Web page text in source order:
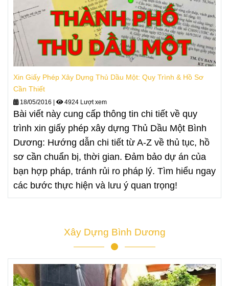
Xin Giấy Phép Xây Dựng Thủ Dầu Một: Quy Trình & Hồ Sơ
Cần Thiết
18/05/2016 4924 Lượt xem
Bài viết này cung cấp thông tin chi tiết về quy
trình xin giấy phép xây dựng Thủ Dầu Một Bình
Dương: Hướng dẫn chi tiết từ A-Z về thủ tục, hồ
sơ cần chuẩn bị, thời gian. Đảm bảo dự án của
bạn hợp pháp, tránh rủi ro pháp lý. Tìm hiểu ngay
các bước thực hiện và lưu ý quan trọng!
Xây Dựng Bình Dương